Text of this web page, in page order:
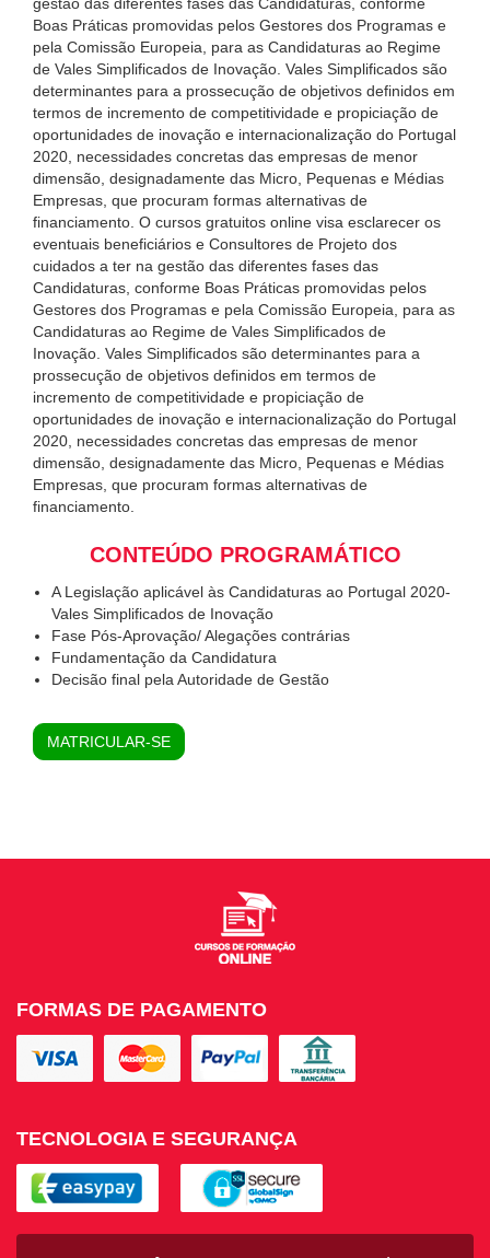
Boas Práticas promovidas pelos Gestores dos Programas e
pela Comissão Europeia, para as Candidaturas ao Regime
de Vales Simplificados de Inovação. Vales Simplificados são
determinantes para a prossecução de objetivos definidos em
termos de incremento de competitividade e propiciação de
oportunidades de inovação e internacionalização do Portugal
2020, necessidades concretas das empresas de menor
dimensão, designadamente das Micro, Pequenas e Médias
Empresas, que procuram formas alternativas de
financiamento. O cursos gratuitos online visa esclarecer os
eventuais beneficiários e Consultores de Projeto dos
cuidados a ter na gestão das diferentes fases das
Candidaturas, conforme Boas Práticas promovidas pelos
Gestores dos Programas e pela Comissão Europeia, para as
Candidaturas ao Regime de Vales Simplificados de
Inovação. Vales Simplificados são determinantes para a
prossecução de objetivos definidos em termos de
incremento de competitividade e propiciação de
oportunidades de inovação e internacionalização do Portugal
2020, necessidades concretas das empresas de menor
dimensão, designadamente das Micro, Pequenas e Médias
Empresas, que procuram formas alternativas de
financiamento.
CONTEÚDO PROGRAMÁTICO
A Legislação aplicável às Candidaturas ao Portugal 2020-
Vales Simplificados de Inovação
Fase Pós-Aprovação/ Alegações contrárias
Fundamentação da Candidatura
Decisão final pela Autoridade de Gestão
MATRICULAR-SE
FORMAS DE PAGAMENTO
TECNOLOGIA E SEGURANÇA